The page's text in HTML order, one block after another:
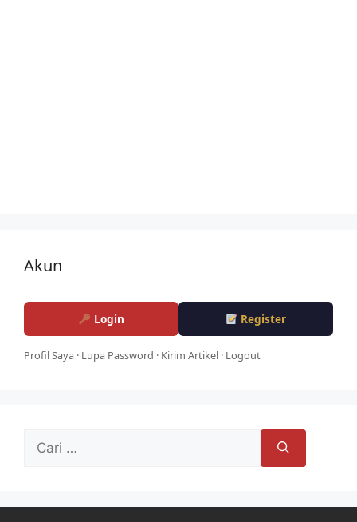
Akun
Login Register
Profil Saya · Lupa Password · Kirim Artikel · Logout
untuk: